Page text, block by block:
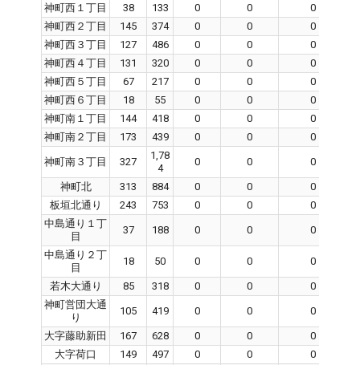
神町西１丁目
38 133 0 0
0
神町西２丁目
145 374 0 0
0
神町西３丁目
127 486 0 0
0
神町西４丁目
131 320 0 0
0
神町西５丁目
67 217 0 0
0
神町西６丁目
18 55 0 0
0
神町南１丁目
144 418 0 0
0
神町南２丁目
173 439 0 0 0
神町南３丁目 327
1,78
4
0 0 0
神町北 313 884 0 0
0
板垣北通り
243 753 0 0
0
中島通り１丁
目
37 188 0 0 0
中島通り２丁
目
18 50 0 0 0
若木大通り 85 318 0 0
0
神町営団大通
り
105 419 0 0 0
大字藤助新田 167 628 0 0
0
大字荷口
149 497 0 0 0